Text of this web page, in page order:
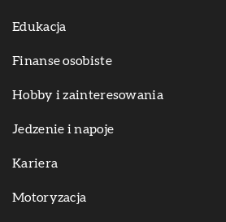
Edukacja
Finanse osobiste
Hobby i zainteresowania
Jedzenie i napoje
Kariera
Motoryzacja